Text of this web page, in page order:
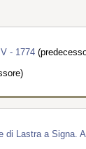
- 1774
di Lastra a Signa.